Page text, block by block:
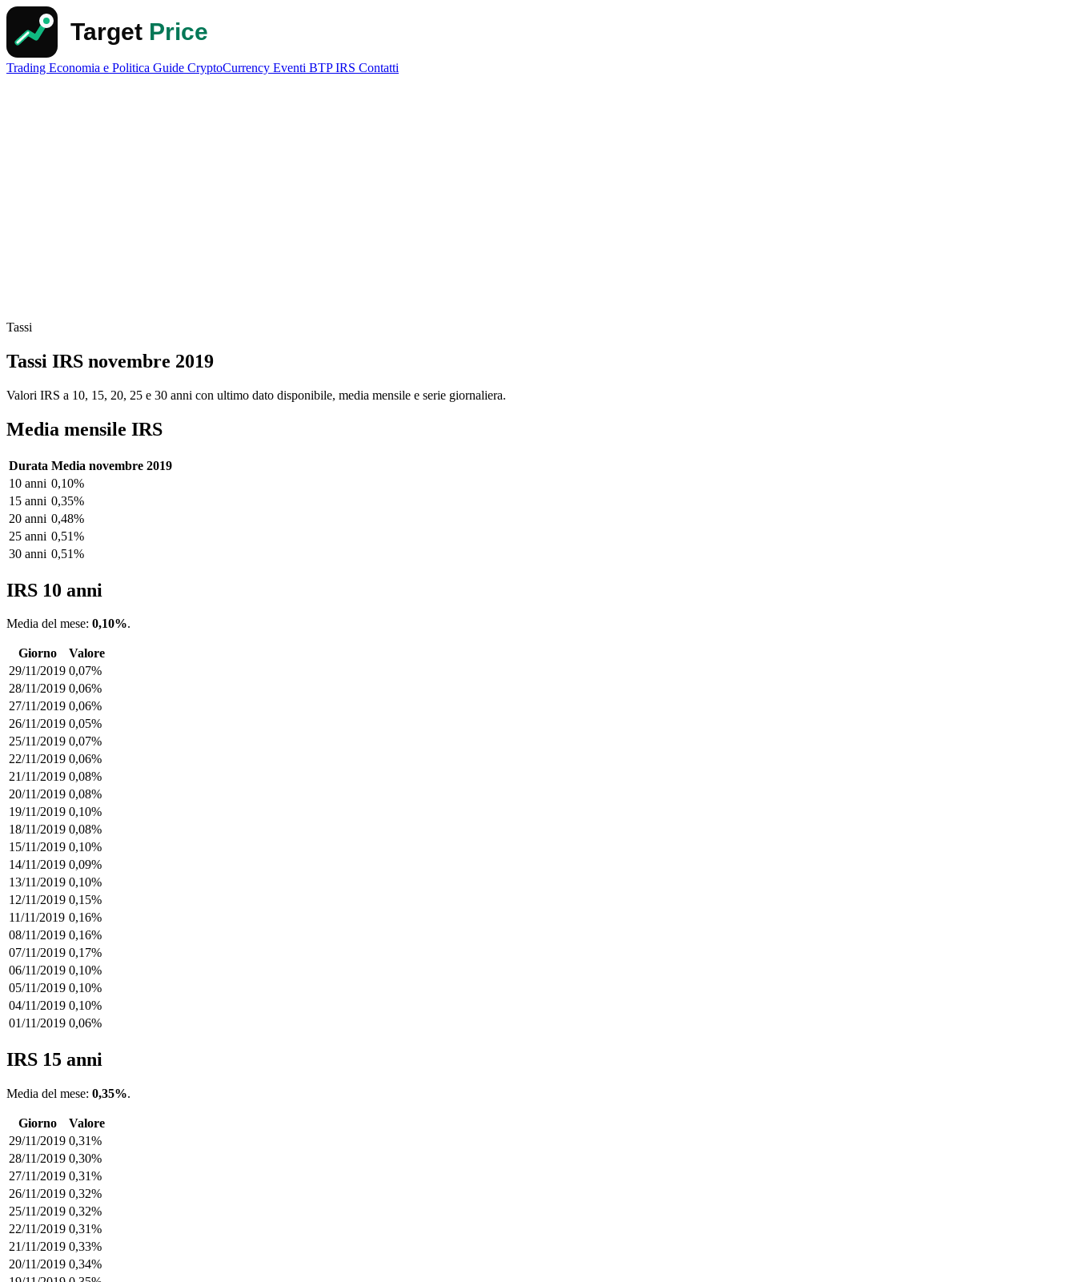
Trading Economia e Politica Guide CryptoCurrency Eventi BTPIRS Contatti
Tassi
Tassi IRS novembre 2019
Valori IRS a 10, 15, 20, 25 e 30 anni con ultimo dato disponibile, media mensile e serie giornaliera.
Media mensile IRS
Durata Media novembre 2019
10 anni 0,10%
15 anni 0,35%
20 anni 0,48%
25 anni 0,51%
30 anni 0,51%
IRS 10 anni
Media del mese: 0,10%.
Giorno
Valore
29/11/2019 0,07%
28/11/2019 0,06%
27/11/2019 0,06%
26/11/2019 0,05%
25/11/2019 0,07%
22/11/2019 0,06%
21/11/2019 0,08%
20/11/2019 0,08%
19/11/2019 0,10%
18/11/2019 0,08%
15/11/2019 0,10%
14/11/2019 0,09%
13/11/2019 0,10%
12/11/2019 0,15%
11/11/2019 0,16%
08/11/2019 0,16%
07/11/2019 0,17%
06/11/2019 0,10%
05/11/2019 0,10%
04/11/2019 0,10%
01/11/2019 0,06%
IRS 15 anni
Media del mese: 0,35%.
Giorno
Valore
29/11/2019 0,31%
28/11/2019 0,30%
27/11/2019 0,31%
26/11/2019 0,32%
25/11/2019 0,32%
22/11/2019 0,31%
21/11/2019 0,33%
20/11/2019 0,34%